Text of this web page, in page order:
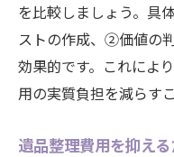
を比較しましょう。具
ストの作成、②価値の
効果的です。これによ
用の実質負担を減らす
遺品整理費用を抑え